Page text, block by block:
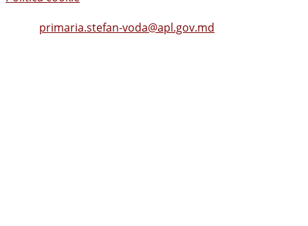
primaria.stefan-voda@apl.gov.md